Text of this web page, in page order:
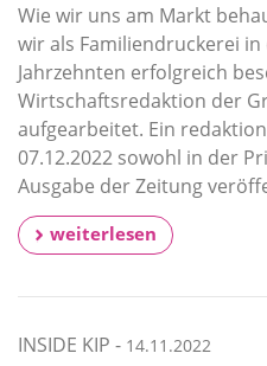
Wie wir uns am Markt
wir als Familiendruckerei
Jahrzehnten erfolgreich
Wirtschaftsredaktion der
aufgearbeitet. Ein
07.12.2022 sowohl in der
Ausgabe der Zeitung
weiterlesen
INSIDE KIP - 14.11.2022